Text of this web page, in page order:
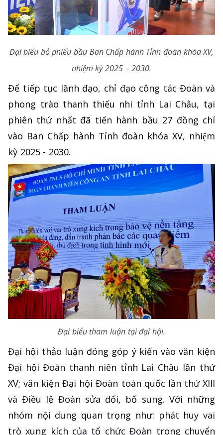
Đại biểu bỏ phiếu bầu Ban Chấp hành Tỉnh đoàn khóa XV,
nhiệm kỳ 2025 – 2030.
Để tiếp tục lãnh đạo, chỉ đạo công tác Đoàn và
phong trào thanh thiếu nhi tỉnh Lai Châu, tại
phiên thứ nhất đã tiến hành bầu 27 đồng chí
vào Ban Chấp hành Tỉnh đoàn khóa XV, nhiệm
kỳ 2025 - 2030.
Đại biểu tham luận tại đại hội.
Đại hội thảo luận đóng góp ý kiến vào văn kiện
Đại hội Đoàn thanh niên tỉnh Lai Châu lần thứ
XV; văn kiện Đại hội Đoàn toàn quốc lần thứ XIII
và Điều lệ Đoàn sửa đổi, bổ sung. Với những
nhóm nội dung quan trọng như: phát huy vai
trò xung kích của tổ chức Đoàn trong chuyển